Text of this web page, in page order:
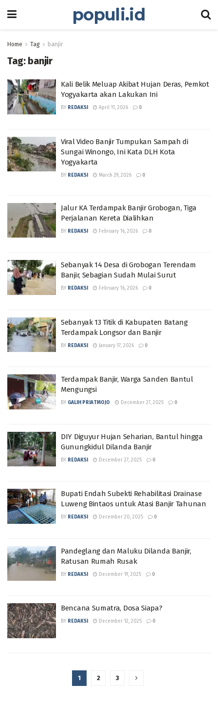
populi.id
Home Tag banjir
Tag: banjir
Kali Belik Meluap Akibat Hujan Deras, Pemkot
Yogyakarta akan Lakukan Ini
BY REDAKSI April 11, 2026 0
Viral Video Banjir Tumpukan Sampah di
Sungai Winongo, Ini Kata DLH Kota
Yogyakarta
BY REDAKSI March 29, 2026 0
Jalur KA Terdampak Banjir Grobogan, Tiga
Perjalanan Kereta Dialihkan
BY REDAKSI February 16, 2026 0
Sebanyak 14 Desa di Grobogan Terendam
Banjir, Sebagian Sudah Mulai Surut
BY REDAKSI February 16, 2026 0
Sebanyak 13 Titik di Kabupaten Batang
Terdampak Longsor dan Banjir
BY REDAKSI January 17, 2026 0
Terdampak Banjir, Warga Sanden Bantul
Mengungsi
BY GALIH PRIATMOJO December 27, 2025 0
DIY Diguyur Hujan Seharian, Bantul hingga
Gunungkidul Dilanda Banjir
BY REDAKSI December 27, 2025 0
Bupati Endah Subekti Rehabilitasi Drainase
Luweng Bintaos untuk Atasi Banjir Tahunan
BY REDAKSI December 20, 2025 0
Pandeglang dan Maluku Dilanda Banjir,
Ratusan Rumah Rusak
BY REDAKSI December 19, 2025 0
Bencana Sumatra, Dosa Siapa?
BY REDAKSI December 12, 2025 0
1 2 3